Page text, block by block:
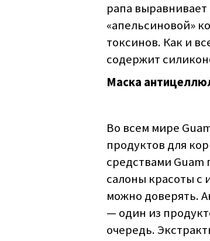
рапа
«апельсиновой»
токсинов. Как и
содержит
Маска
Во всем мире
продуктов для
средствами
салоны красоты с
можно доверять.
— один из
очередь.